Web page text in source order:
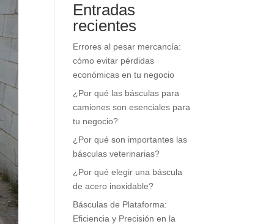
Entradas
recientes
Errores al pesar mercancía:
cómo evitar pérdidas
económicas en tu negocio
¿Por qué las básculas para
camiones son esenciales para
tu negocio?
¿Por qué son importantes las
básculas veterinarias?
¿Por qué elegir una báscula
de acero inoxidable?
Básculas de Plataforma:
Eficiencia y Precisión en la